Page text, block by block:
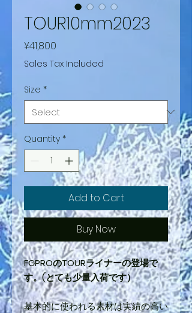
TOUR10mm2023
¥41,800
Sales Tax Included
Size *
Quantity *
Add to Cart
Buy Now
FGPROのTOURライナーの登場で
す。(とても少量入荷です）
基本的に使われる素材は実績の高い